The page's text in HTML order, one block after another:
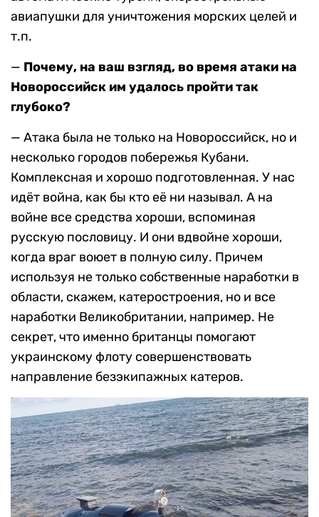
авиапушки для уничтожения морских целей и
т.п.
— Почему, на ваш взгляд, во время атаки на
Новороссийск им удалось пройти так
глубоко?
— Атака была не только на Новороссийск, но и
несколько городов побережья Кубани.
Комплексная и хорошо подготовленная. У нас
идёт война, как бы кто её ни называл. А на
войне все средства хороши, вспоминая
русскую пословицу. И они вдвойне хороши,
когда враг воюет в полную силу. Причем
используя не только собственные наработки в
области, скажем, катеростроения, но и все
наработки Великобритании, например. Не
секрет, что именно британцы помогают
украинскому флоту совершенствовать
направление безэкипажных катеров.